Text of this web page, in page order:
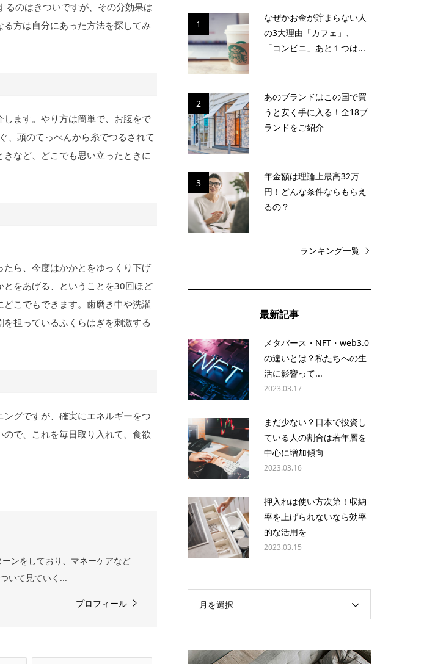
のはきついですが、その分効果は
方は自分にあった方法を探してみ
ます。やり方は簡単で、お腹をで
、頭のてっぺんから糸でつるされて
など、どこでも思い立ったときに
ら、今度はかかとをゆっくり下げ
をあげる、ということを30回ほど
こでもできます。歯磨き中や洗濯
担っているふくらはぎを刺激する
グですが、確実にエネルギーをつ
で、これを毎日取り入れて、食欲
ンをしており、マネーケアなど
いて見ていく...
プロフィール
1
なぜかお金が貯まらない人
の3大理由「カフェ」、
「コンビニ」あと１つは...
2
あのブランドはこの国で買
うと安く手に入る！全18ブ
ランドをご紹介
3
年金額は理論上最高32万
円！どんな条件ならもらえ
るの？
ランキング一覧
最新記事
メタバース・NFT・web3.0
の違いとは？私たちへの生
活に影響って...
2023.03.17
まだ少ない？日本で投資し
ている人の割合は若年層を
中心に増加傾向
2023.03.16
押入れは使い方次第！収納
率を上げられないなら効率
的な活用を
2023.03.15
月を選択